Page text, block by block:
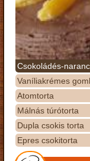
Csokoládés-
Vaníliakrémes
Atomtorta
Málnás túrótorta
Dupla csokis torta
Epres csokitorta